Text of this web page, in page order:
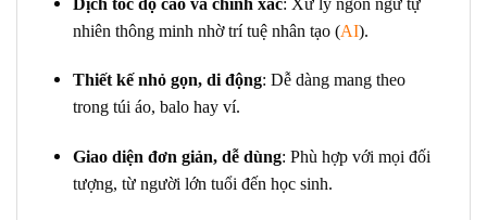
nhiên thông minh nhờ trí tuệ nhân tạo (AI).
Thiết kế nhỏ gọn, di động: Dễ dàng mang theo
trong túi áo, balo hay ví.
Giao diện đơn giản, dễ dùng: Phù hợp với mọi đối
tượng, từ người lớn tuổi đến học sinh.